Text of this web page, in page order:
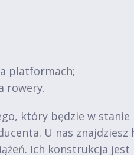
platformach;
rowery.
który będzie w
U nas znajdziesz
Ich konstrukcja